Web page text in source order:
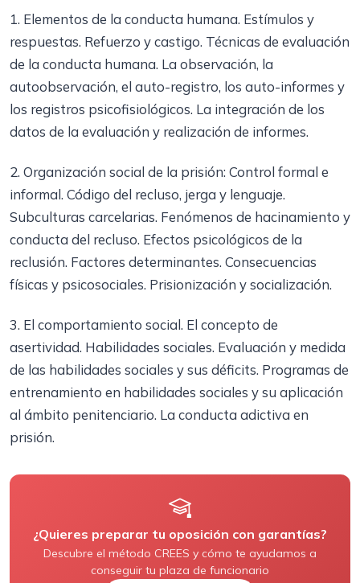
1. Elementos de la conducta humana. Estímulos y
respuestas. Refuerzo y castigo. Técnicas de evaluación
de la conducta humana. La observación, la
autoobservación, el auto-registro, los auto-informes y
los registros psicofisiológicos. La integración de los
datos de la evaluación y realización de informes.
2. Organización social de la prisión: Control formal e
informal. Código del recluso, jerga y lenguaje.
Subculturas carcelarias. Fenómenos de hacinamiento y
conducta del recluso. Efectos psicológicos de la
reclusión. Factores determinantes. Consecuencias
físicas y psicosociales. Prisionización y socialización.
3. El comportamiento social. El concepto de
asertividad. Habilidades sociales. Evaluación y medida
de las habilidades sociales y sus déficits. Programas de
entrenamiento en habilidades sociales y su aplicación
al ámbito penitenciario. La conducta adictiva en
prisión.
¿Quieres preparar tu oposición con garantías?
Descubre el método CREES y cómo te ayudamos a
conseguir tu plaza de funcionario